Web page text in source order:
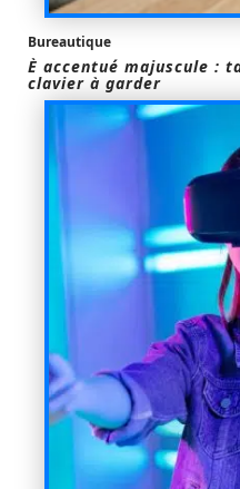
Bureautique
È accentué majuscule :
clavier à garder